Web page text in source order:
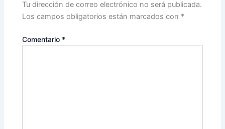
Tu dirección de correo electrónico no será publicada.
Los campos obligatorios están marcados con *
Comentario *